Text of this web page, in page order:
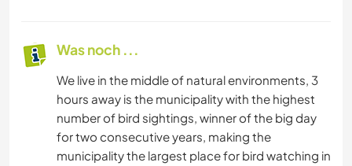
Was noch ...
We live in the middle of natural environments, 3
hours away is the municipality with the highest
number of bird sightings, winner of the big day
for two consecutive years, making the
municipality the largest place for bird watching in